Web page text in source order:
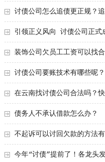
讨债公司怎么追债更正规？
引领正义风向 讨债公司正式
装饰公司欠员工工资可以找
讨债公司要账技术有哪些呢？
在云南找讨债公司合法吗？
债务人不承认借款怎么办？
不起诉可以讨回欠款的方法
今年“讨债”提前了！各龙头